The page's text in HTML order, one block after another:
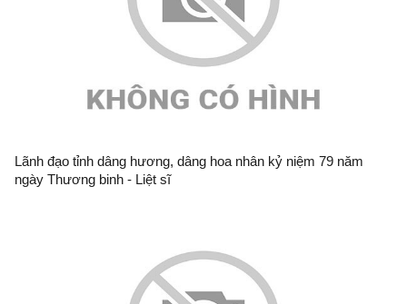
Lãnh đạo tỉnh dâng hương, dâng hoa nhân kỷ niệm 79 năm
ngày Thương binh - Liệt sĩ